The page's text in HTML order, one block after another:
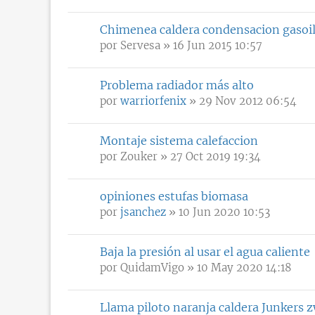
Chimenea caldera condensacion gasoil
por Servesa » 16 Jun 2015 10:57
Problema radiador más alto
por warriorfenix » 29 Nov 2012 06:54
Montaje sistema calefaccion
por Zouker » 27 Oct 2019 19:34
opiniones estufas biomasa
por jsanchez » 10 Jun 2020 10:53
Baja la presión al usar el agua caliente
por QuidamVigo » 10 May 2020 14:18
Llama piloto naranja caldera Junkers